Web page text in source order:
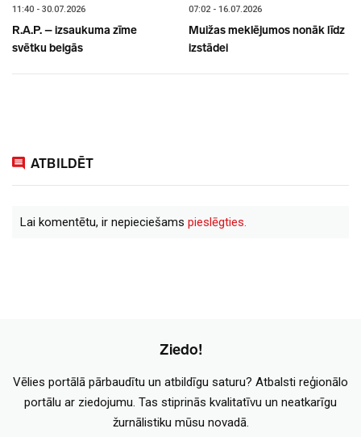
11:40 - 30.07.2026
R.A.P. – izsaukuma zīme
svētku beigās
07:02 - 16.07.2026
Muižas meklējumos nonāk līdz
izstādei
ATBILDĒT
Lai komentētu, ir nepieciešams pieslēgties.
Ziedo!
Vēlies portālā pārbaudītu un atbildīgu saturu? Atbalsti reģionālo
portālu ar ziedojumu. Tas stiprinās kvalitatīvu un neatkarīgu
žurnālistiku mūsu novadā.